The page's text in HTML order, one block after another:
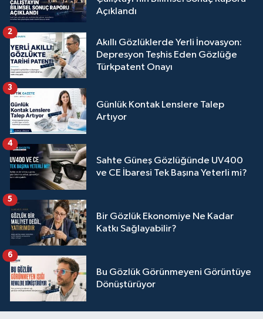
Açıklandı
Akıllı Gözlüklerde Yerli İnovasyon:
Depresyon Teşhis Eden Gözlüğe
Türkpatent Onayı
2
Günlük Kontak Lenslere Talep
Artıyor
3
Sahte Güneş Gözlüğünde UV400
ve CE İbaresi Tek Başına Yeterli mi?
4
Bir Gözlük Ekonomiye Ne Kadar
Katkı Sağlayabilir?
5
Bu Gözlük Görünmeyeni Görüntüye
Dönüştürüyor
6